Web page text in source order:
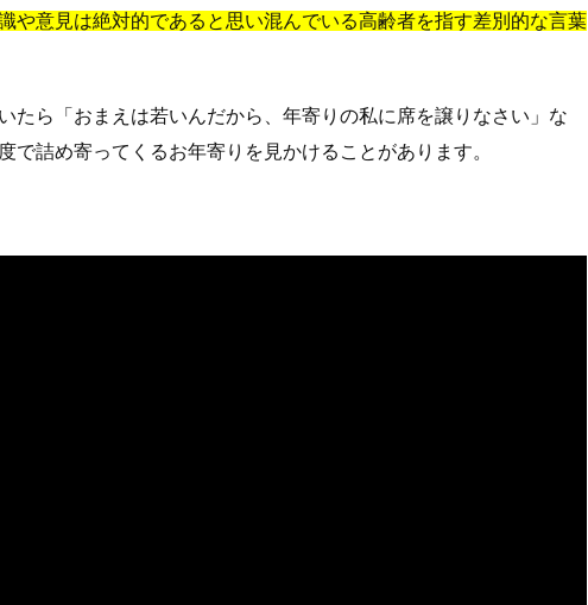
や意見は絶対的であると思い混んでいる高齢者を指す差別的な言葉
たら「おまえは若いんだから、年寄りの私に席を譲りなさい」な
で詰め寄ってくるお年寄りを見かけることがあります。